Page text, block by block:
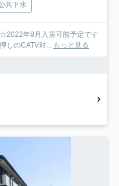
共下水
年8月入居可能予定です
しのCATV対... もっと見る